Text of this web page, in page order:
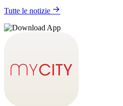
Tutte le notizie